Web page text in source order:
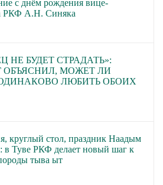
с днём рождения вице-
РКФ А.Н. Синяка
НЕ БУДЕТ СТРАДАТЬ»:
ОБЪЯСНИЛ, МОЖЕТ ЛИ
ЛЮБИТЬ ОБОИХ
круглый стол, праздник Наадым
в Туве РКФ делает новый шаг к
тыва ыт